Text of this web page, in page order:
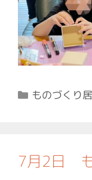
カ
ー
ものづくり
7月2日